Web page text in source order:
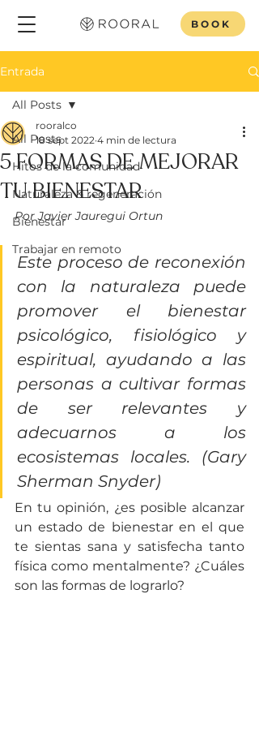
BOOK
Entrada
All Posts
Hitos de la comunidad
Naturaleza & regeneración
Bienestar
Trabajar en remoto
All Posts
5 FORMAS DE MEJORAR
TU BIENESTAR
rooralco
18 sept 2022 4 min de lectura
Por Javier Jauregui Ortun
Este proceso de reconexión
con la naturaleza puede
promover el bienestar
psicológico, fisiológico y
espiritual, ayudando a las
personas a cultivar formas
de ser relevantes y
adecuarnos a los
ecosistemas locales. (Gary
Sherman Snyder)
En tu opinión, ¿es posible alcanzar
un estado de bienestar en el que
te sientas sana y satisfecha tanto
física como mentalmente? ¿Cuáles
son las formas de lograrlo?